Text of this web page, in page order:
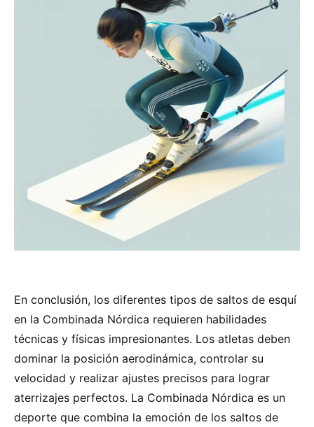
En conclusión, los diferentes tipos de saltos de esquí
en la Combinada Nórdica requieren habilidades
técnicas y físicas impresionantes. Los atletas deben
dominar la posición aerodinámica, controlar su
velocidad y realizar ajustes precisos para lograr
aterrizajes perfectos. La Combinada Nórdica es un
deporte que combina la emoción de los saltos de